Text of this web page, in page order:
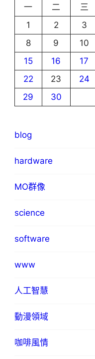
一
二 三
1
2 3
8
9 10
15
16 17
22
23 24
29
30
blog
hardware
MO群像
science
software
www
人工智慧
動漫領域
咖啡風情